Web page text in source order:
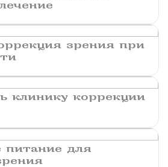
зрения при
клинику коррекции
питание для